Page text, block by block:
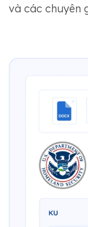
và các chuyên